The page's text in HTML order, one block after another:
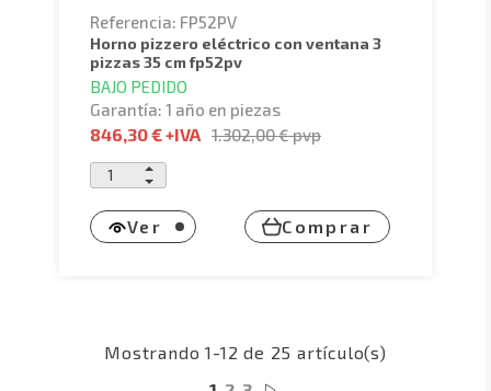
Referencia: FP52PV
horno pizzero eléctrico con ventana 3
pizzas 35 cm fp52pv
BAJO PEDIDO
Garantía: 1 año en piezas
846,30 €+IVA 1.302,00 €pvp
Ver Comprar
Mostrando 1-12 de 25 artículo(s)